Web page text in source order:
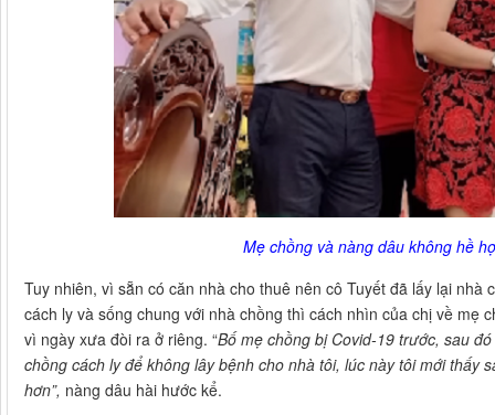
Mẹ chồng và nàng dâu không hề
Tuy nhiên, vì sẵn có căn nhà cho thuê nên cô Tuyết đã lấy lại
cách ly và sống chung với nhà chồng thì cách nhìn của chị về mẹ
vì ngày xưa đòi ra ở riêng. “Bố mẹ chồng bị Covid-19 trước, sau
chồng cách ly để không lây bệnh cho nhà tôi, lúc này tôi mới thấy
hơn”, nàng dâu hài hước kể.